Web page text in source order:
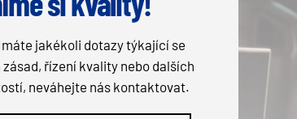
máte jakékoli dotazy týkající se
zásad, řízení kvality nebo dalších
neváhejte nás kontaktovat.